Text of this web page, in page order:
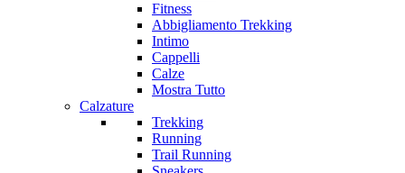
Fitness
Abbigliamento Trekking
Intimo
Cappelli
Calze
Mostra Tutto
Calzature
Trekking
Running
Trail Running